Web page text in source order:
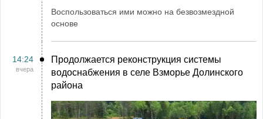
Воспользоваться ими можно на безвозмездной
основе
14:24
вчера
Продолжается реконструкция системы
водоснабжения в селе Взморье Долинского
района